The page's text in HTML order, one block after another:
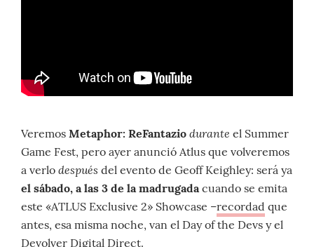
Veremos Metaphor: ReFantazio durante el Summer
Game Fest, pero ayer anunció Atlus que volveremos
a verlo después del evento de Geoff Keighley: será ya
el sábado, a las 3 de la madrugadacuando se emita
este «ATLUS Exclusive 2» Showcase –recordad que
antes, esa misma noche, van el Day of the Devs y el
Devolver Digital Direct.